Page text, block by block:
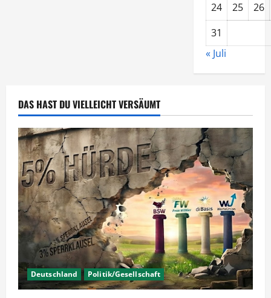
24
25
26
31
« Juli
DAS HAST DU VIELLEICHT VERSÄUMT
Deutschland Politik/Gesellschaft